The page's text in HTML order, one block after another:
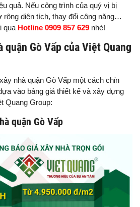
quả. Nếu công trình của quý vị bị
rộng diện tích, thay đổi công năng…
qua Hotline 0909 857 629 nhé!
Gò Vấp của Việt Quang
nhà quận Gò Vấp một cách chỉn
vào bảng giá thiết kế và xây dựng
Quang Group:
quận Gò Vấp